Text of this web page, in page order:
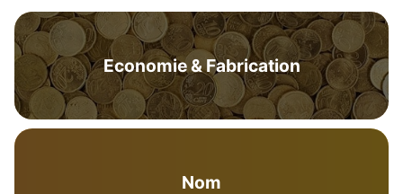
Economie & Fabrication
Nom